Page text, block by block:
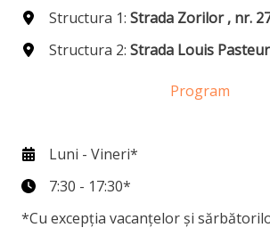
Structura 1: Strada Zorilor , nr.
Structura 2: Strada Louis
Program
Luni - Vineri*
7:30 - 17:30*
*Cu excepția vacanțelor și